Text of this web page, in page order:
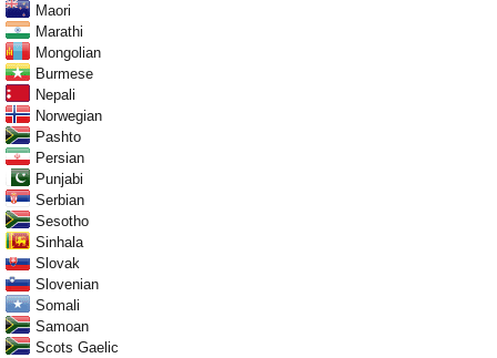
Maori
Marathi
Mongolian
Burmese
Nepali
Norwegian
Pashto
Persian
Punjabi
Serbian
Sesotho
Sinhala
Slovak
Slovenian
Somali
Samoan
Scots Gaelic